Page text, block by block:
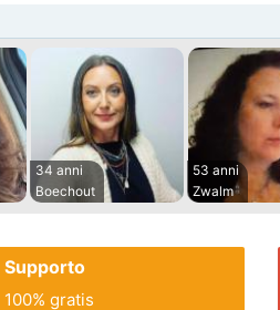
34 anni
Boechout
53 anni
Zwalm
Supporto
100% gratis